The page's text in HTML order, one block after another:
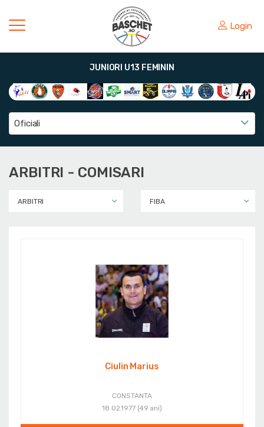
Login
JUNIORI U13 FEMININ
Oficiali
ARBITRI - COMISARI
ARBITRI FIBA
Ciulin Marius
CONSTANTA
18.02.1977 (49 ani)